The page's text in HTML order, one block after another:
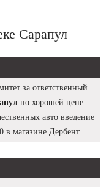
Сарапул
за ответственный
по хорошей цене.
авто введение
в магазине Дербент.